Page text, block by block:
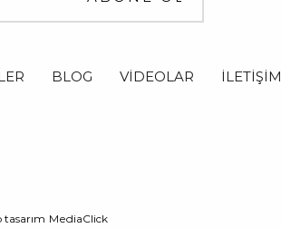
BLOG VİDEOLAR İLETİŞİM
tasarım MediaClick